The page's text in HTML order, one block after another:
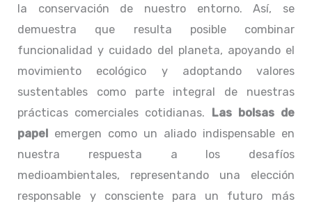
la conservación de nuestro entorno. Así, se
demuestra que resulta posible combinar
funcionalidad y cuidado del planeta, apoyando el
movimiento ecológico y adoptando valores
sustentables como parte integral de nuestras
prácticas comerciales cotidianas.
Las bolsas de
papel
emergen como un aliado indispensable en
nuestra respuesta a los desafíos
medioambientales, representando una elección
responsable y consciente para un futuro más